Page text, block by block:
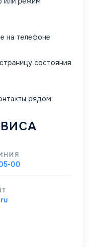
на телефоне
состояния
рядом
00